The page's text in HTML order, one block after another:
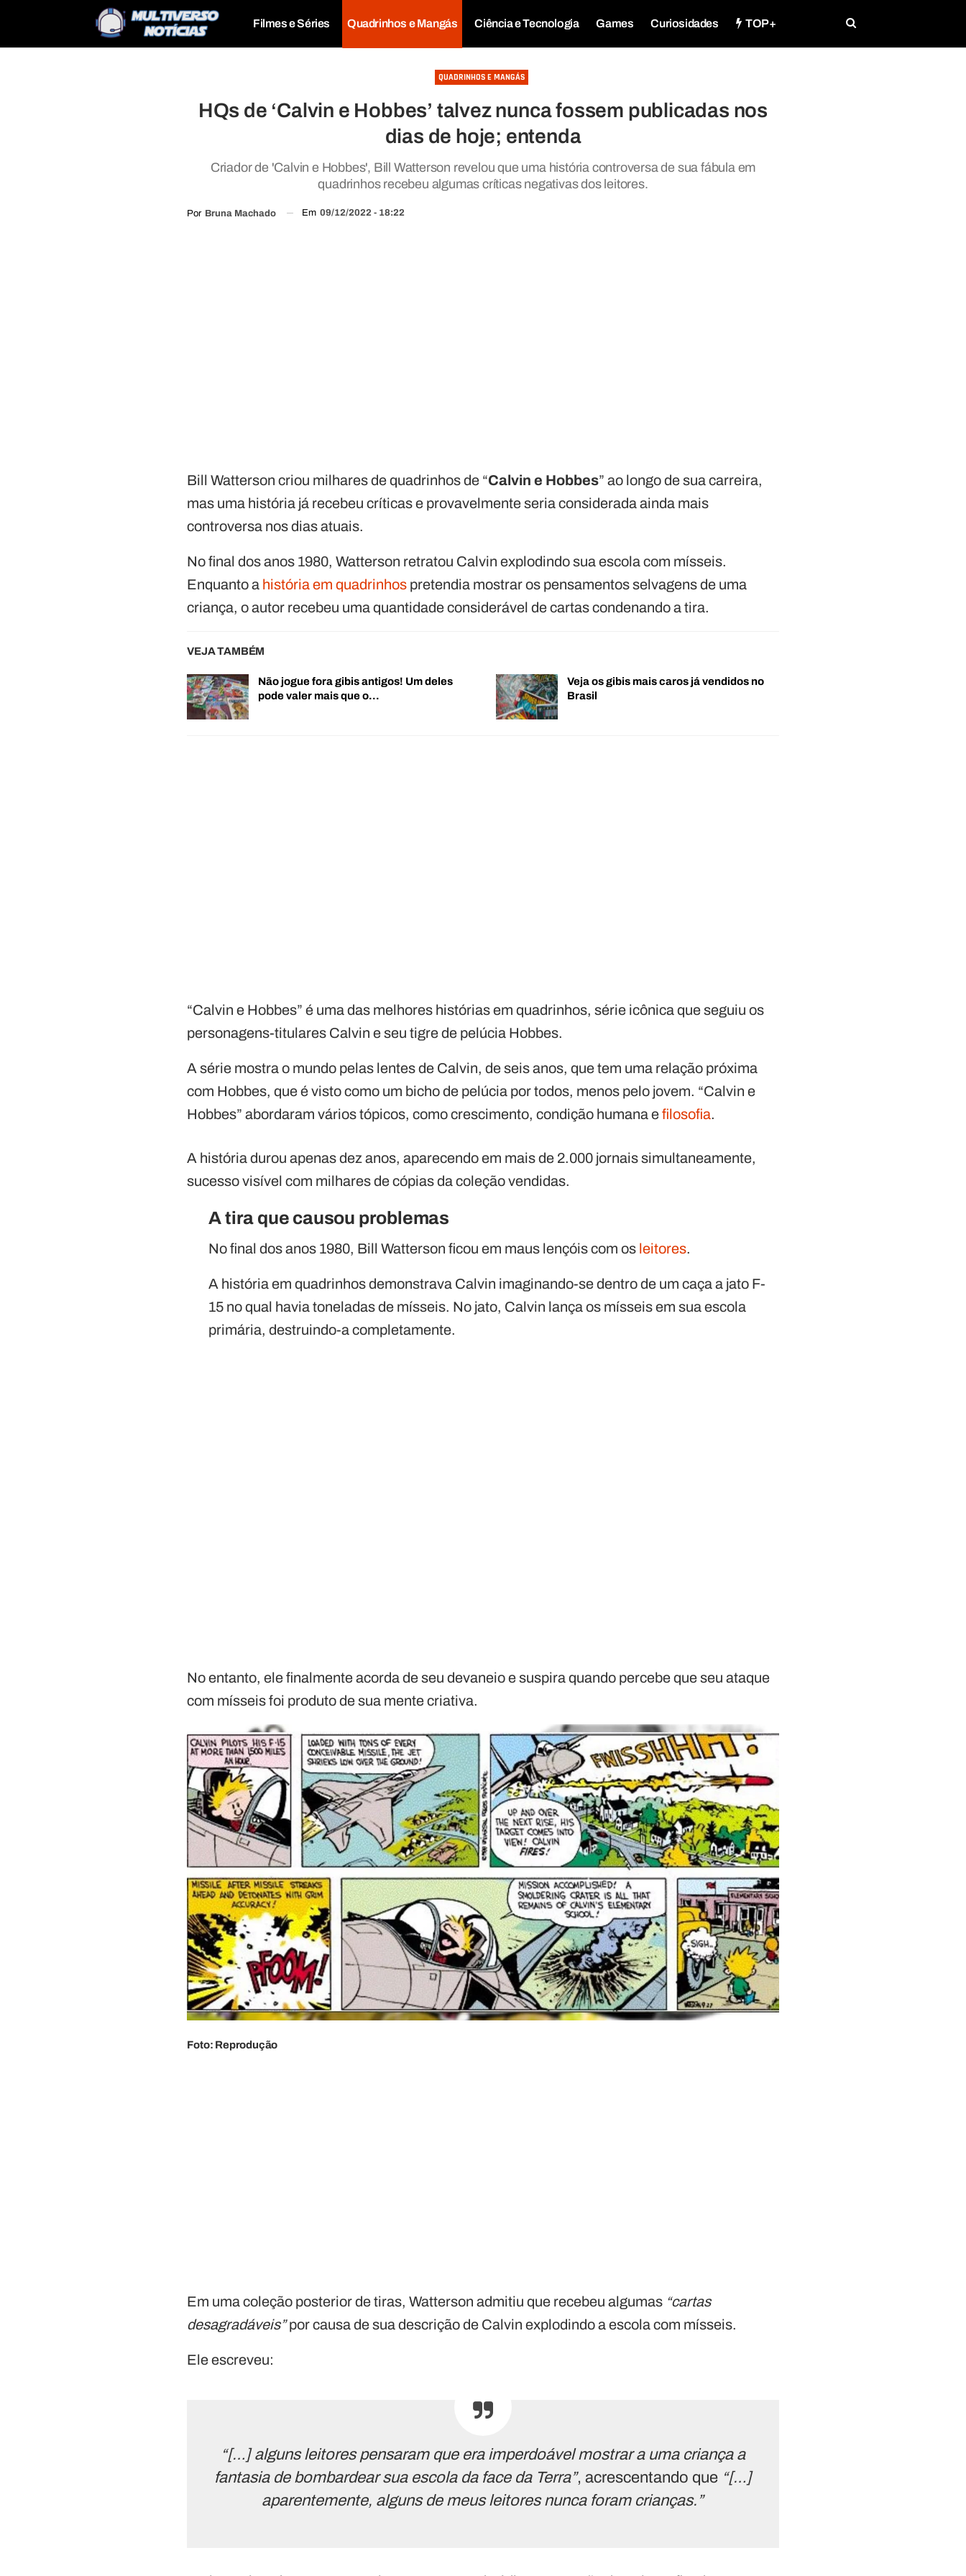
Filmes e Séries Quadrinhos e Mangás Ciência e Tecnologia Games Curiosidades TOP+
QUADRINHOS E MANGÁS
HQs de ‘Calvin e Hobbes’ talvez nunca fossem publicadas nos
dias de hoje; entenda
Criador de 'Calvin e Hobbes', Bill Watterson revelou que uma história controversa de sua fábula em
quadrinhos recebeu algumas críticas negativas dos leitores.
Por Bruna Machado Em 09/12/2022 - 18:22
Bill Watterson criou milhares de quadrinhos de “Calvin e Hobbes” ao longo de sua carreira,
mas uma história já recebeu críticas e provavelmente seria considerada ainda mais
controversa nos dias atuais.
No final dos anos 1980, Watterson retratou Calvin explodindo sua escola com mísseis.
Enquanto a história em quadrinhos pretendia mostrar os pensamentos selvagens de uma
criança, o autor recebeu uma quantidade considerável de cartas condenando a tira.
VEJA TAMBÉM
Não jogue fora gibis antigos! Um deles
pode valer mais que o…
Veja os gibis mais caros já vendidos no
Brasil
“Calvin e Hobbes” é uma das melhores histórias em quadrinhos, série icônica que seguiu os
personagens-titulares Calvin e seu tigre de pelúcia Hobbes.
A série mostra o mundo pelas lentes de Calvin, de seis anos, que tem uma relação próxima
com Hobbes, que é visto como um bicho de pelúcia por todos, menos pelo jovem. “Calvin e
Hobbes” abordaram vários tópicos, como crescimento, condição humana efilosofia.
A história durou apenas dez anos, aparecendo em mais de 2.000 jornais simultaneamente,
sucesso visível com milhares de cópias da coleção vendidas.
A tira que causou problemas
No final dos anos 1980, Bill Watterson ficou em maus lençóis com os leitores.
A história em quadrinhos demonstrava Calvin imaginando-se dentro de um caça a jato F-
15 no qual havia toneladas de mísseis. No jato, Calvin lança os mísseis em sua escola
primária, destruindo-a completamente.
No entanto, ele finalmente acorda de seu devaneio e suspira quando percebe que seu ataque
com mísseis foi produto de sua mente criativa.
Foto: Reprodução
Em uma coleção posterior de tiras, Watterson admitiu que recebeu algumas “cartas
desagradáveis”por causa de sua descrição de Calvin explodindo a escola com mísseis.
Ele escreveu:
“[…] alguns leitores pensaram que era imperdoável mostrar a uma criança a
fantasia de bombardear sua escola da face da Terra”, acrescentando que“[…]
aparentemente, alguns de meus leitores nunca foram crianças.”